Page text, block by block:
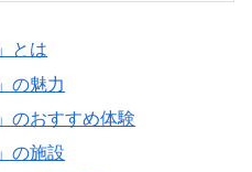
とは
の魅力
のおすすめ体験
の施設